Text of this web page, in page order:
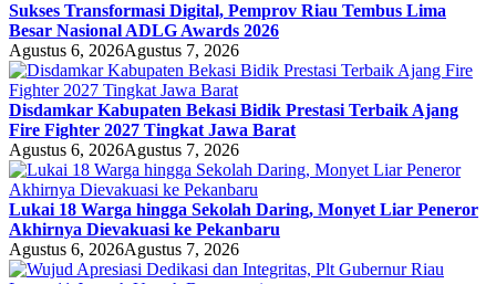
Sukses Transformasi Digital, Pemprov Riau Tembus Lima
Besar Nasional ADLG Awards 2026
Agustus 6, 2026Agustus 7, 2026
Disdamkar Kabupaten Bekasi Bidik Prestasi Terbaik Ajang
Fire Fighter 2027 Tingkat Jawa Barat
Agustus 6, 2026Agustus 7, 2026
Lukai 18 Warga hingga Sekolah Daring, Monyet Liar Peneror
Akhirnya Dievakuasi ke Pekanbaru
Agustus 6, 2026Agustus 7, 2026